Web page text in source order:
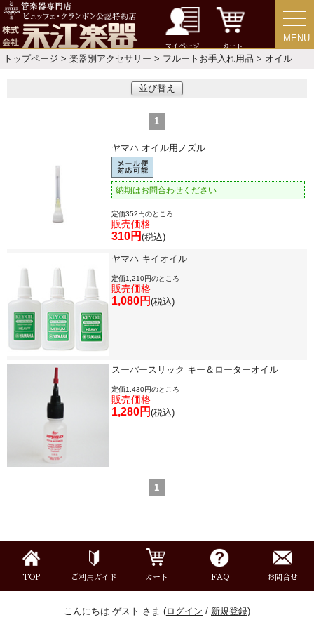
マイページ カート
MENU
MENU
トップページ > 楽器別アクセサリー > フルートお手入れ用品 > オイル
並び替え
1
ヤマハ オイル用ノズル
納期はお問合わせください
定価352円のところ
販売価格
310円 (税込)
ヤマハ キイオイル
定価1,210円のところ
販売価格
1,080円 (税込)
スーパースリック キー＆ローターオイル
定価1,430円のところ
販売価格
1,280円 (税込)
1
TOP ご利用ガイド カート FAQ お問合せ
こんにちは ゲスト さま (ログイン / 新規登録)
アクセサリー
リガチャー＆キャップ
ストラップ
楽器ケース＆ケースカバー
楽器スタンド
お手入れ用品・パーツ
チューナー・メトロノーム
譜面台・指揮棒
書籍・CD
音楽教本